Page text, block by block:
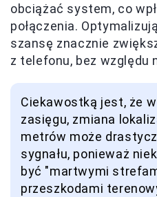
obciążać system, co
połączenia.
szansę znacznie
z telefonu, bez względu
Ciekawostką jest, że
zasięgu, zmiana
metrów może
sygnału, ponieważ
być "martwymi
przeszkodami